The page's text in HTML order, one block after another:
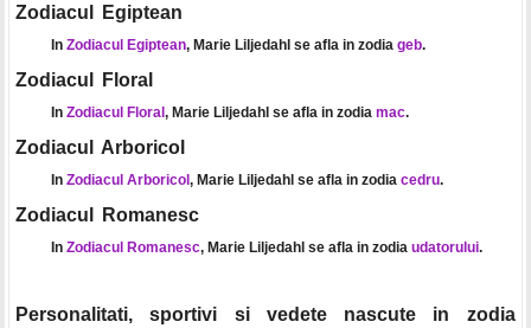
Zodiacul Egiptean
In Zodiacul Egiptean, Marie Liljedahl se afla in zodia geb.
Zodiacul Floral
In Zodiacul Floral, Marie Liljedahl se afla in zodia mac.
Zodiacul Arboricol
In Zodiacul Arboricol, Marie Liljedahl se afla in zodia cedru.
Zodiacul Romanesc
In Zodiacul Romanesc, Marie Liljedahl se afla in zodia udatorului.
Personalitati, sportivi si vedete nascute in zodia